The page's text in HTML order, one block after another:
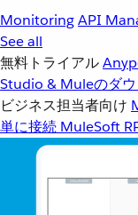
MonitoringAPI
See all
無料トライアル
Studio & Muleのダウ
ビジネス担当者向け
単に接続 MuleSoft